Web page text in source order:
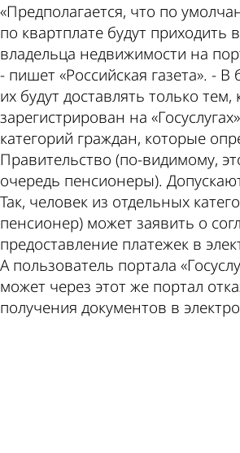
«Предполагается, что по
по квартплате будут приходить
владельца недвижимости на
- пишет «Российская газета». -
их будут доставлять только тем,
зарегистрирован на
категорий граждан, которые
Правительство (по-видимому,
очередь пенсионеры).
Так, человек из отдельных
пенсионер) может заявить о
предоставление платежек в
А пользователь портала
может через этот же портал
получения документов в